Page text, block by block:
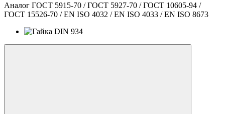
Аналог ГОСТ 5915-70 / ГОСТ 5927-70 / ГОСТ 10605-94 /
ГОСТ 15526-70 / EN ISO 4032 / EN ISO 4033 / EN ISO 8673